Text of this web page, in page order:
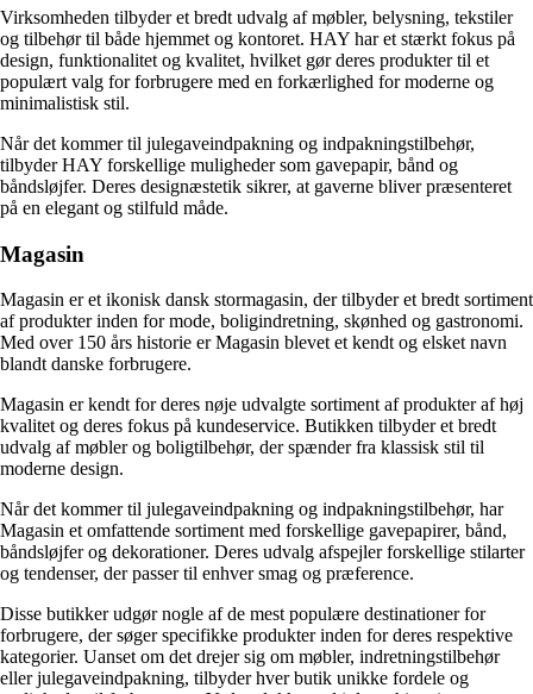
Virksomheden tilbyder et bredt udvalg af møbler, belysning, tekstiler
og tilbehør til både hjemmet og kontoret. HAY har et stærkt fokus på
design, funktionalitet og kvalitet, hvilket gør deres produkter til et
populært valg for forbrugere med en forkærlighed for moderne og
minimalistisk stil.
Når det kommer til julegaveindpakning og indpakningstilbehør,
tilbyder HAY forskellige muligheder som gavepapir, bånd og
båndsløjfer. Deres designæstetik sikrer, at gaverne bliver præsenteret
på en elegant og stilfuld måde.
Magasin
Magasin er et ikonisk dansk stormagasin, der tilbyder et bredt sortiment
af produkter inden for mode, boligindretning, skønhed og gastronomi.
Med over 150 års historie er Magasin blevet et kendt og elsket navn
blandt danske forbrugere.
Magasin er kendt for deres nøje udvalgte sortiment af produkter af høj
kvalitet og deres fokus på kundeservice. Butikken tilbyder et bredt
udvalg af møbler og boligtilbehør, der spænder fra klassisk stil til
moderne design.
Når det kommer til julegaveindpakning og indpakningstilbehør, har
Magasin et omfattende sortiment med forskellige gavepapirer, bånd,
båndsløjfer og dekorationer. Deres udvalg afspejler forskellige stilarter
og tendenser, der passer til enhver smag og præference.
Disse butikker udgør nogle af de mest populære destinationer for
forbrugere, der søger specifikke produkter inden for deres respektive
kategorier. Uanset om det drejer sig om møbler, indretningstilbehør
eller julegaveindpakning, tilbyder hver butik unikke fordele og